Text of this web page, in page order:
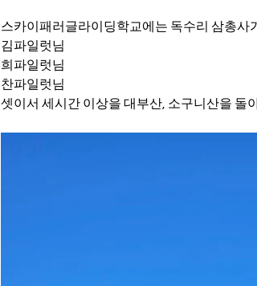
스카이패러글라이딩학교에는 독수리 삼총사
김파일럿님
희파일럿님
찬파일럿님
셋이서 세시간 이상을 대부산, 소구니산을 돌